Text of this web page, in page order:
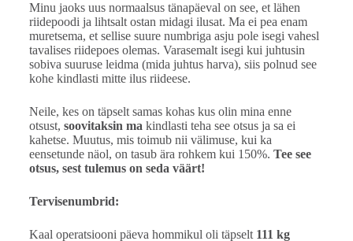
Minu jaoks uus normaalsus tänapäeval on see, et lähen
riidepoodi ja lihtsalt ostan midagi ilusat. Ma ei pea enam
muretsema, et sellise suure numbriga asju pole isegi vahesl
tavalises riidepoes olemas. Varasemalt isegi kui juhtusin
sobiva suuruse leidma (mida juhtus harva), siis polnud see
kohe kindlasti mitte ilus riideese.
Neile, kes on täpselt samas kohas kus olin mina enne
otsust, soovitaksin ma kindlasti teha see otsus ja sa ei
kahetse. Muutus, mis toimub nii välimuse, kui ka
eensetunde näol, on tasub ära rohkem kui 150%. Tee see
otsus, sest tulemus on seda väärt!
Tervisenumbrid:
Kaal operatsiooni päeva hommikul oli täpselt 111 kg